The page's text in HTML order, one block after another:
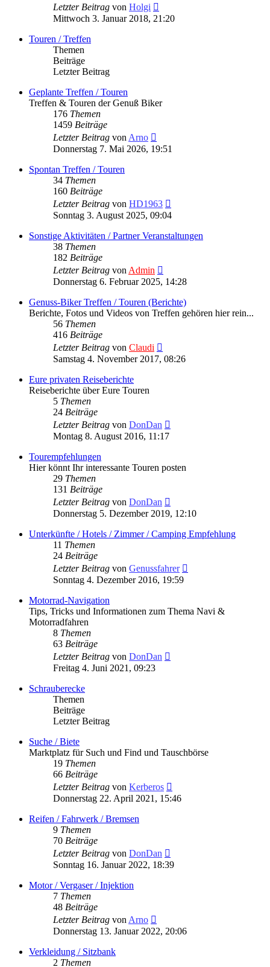
Letzter Beitrag von Holgi
Beitrag
Mittwoch 3. Januar 2018, 21:20
Touren / Treffen
Themen
Beiträge
Letzter Beitrag
Geplante Treffen / Touren
Treffen & Touren der Genuß Biker
176 Themen
1459 Beiträge
Letzter Beitrag von Arno
Beitrag
Donnerstag 7. Mai 2026, 19:51
Spontan Treffen / Touren
34 Themen
160 Beiträge
Letzter Beitrag von HD1963
Beitrag
Sonntag 3. August 2025, 09:04
Sonstige Aktivitäten / Partner Veranstaltungen
38 Themen
182 Beiträge
Letzter Beitrag von Admin
Beitrag
Donnerstag 6. Februar 2025, 14:28
Genuss-Biker Treffen / Touren (Berichte)
Berichte, Fotos und Videos von Treffen gehören hier rein...
56 Themen
416 Beiträge
Letzter Beitrag von Claudi
Beitrag
Samstag 4. November 2017, 08:26
Eure privaten Reiseberichte
Reiseberichte über Eure Touren
5 Themen
24 Beiträge
Letzter Beitrag von DonDan
Montag 8. August 2016, 11:17
Tourempfehlungen
Hier könnt Ihr interessante Touren posten
29 Themen
131 Beiträge
Letzter Beitrag von DonDan
Beitrag
Donnerstag 5. Dezember 2019, 12:10
Unterkünfte / Hotels / Zimmer / Camping Empfehlung
11 Themen
24 Beiträge
Letzter Beitrag von Genussfahrer
Sonntag 4. Dezember 2016, 19:59
Motorrad-Navigation
Tips, Tricks und Informationen zum Thema Navi &
Motorradfahren
8 Themen
63 Beiträge
Letzter Beitrag von DonDan
Freitag 4. Juni 2021, 09:23
Schrauberecke
Themen
Beiträge
Letzter Beitrag
Suche / Biete
Marktplatz für Such und Find und Tauschbörse
19 Themen
66 Beiträge
Letzter Beitrag von Kerberos
Beitrag
Donnerstag 22. April 2021, 15:46
Reifen / Fahrwerk / Bremsen
9 Themen
70 Beiträge
Letzter Beitrag von DonDan
Beitrag
Sonntag 16. Januar 2022, 18:39
Motor / Vergaser / Injektion
7 Themen
48 Beiträge
Letzter Beitrag von Arno
Beitrag
Donnerstag 13. Januar 2022, 20:06
Verkleidung / Sitzbank
2 Themen